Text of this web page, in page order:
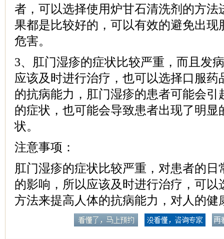
者，可以选择使用炉甘石清洗剂的方法
果都是比较好的，可以有效的避免出现
危害。
3、肛门湿疹的症状比较严重，而且发
应该及时进行治疗，也可以选择口服药
的抗病能力，肛门湿疹的患者可能会引
的症状，也可能会导致患者出现了明显
状。
注意事项：
肛门湿疹的症状比较严重，对患者的日
的影响，所以应该及时进行治疗，可以
方法来提高人体的抗病能力，对人的健